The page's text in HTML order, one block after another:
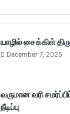
யாழில் சைக்கிள்
December 7, 2025
வருமான வரி
நீடிப்பு